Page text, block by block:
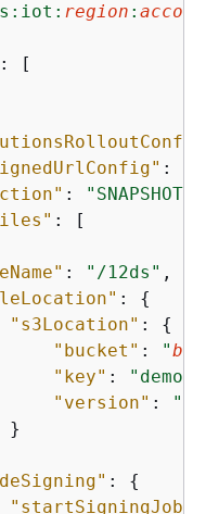
region :
: [
:
: "SNAPSHOT"
: [
: "/12ds" ,
: {
"s3Location" : {
"bucket" : "
"key" :
"version" :
}
: {